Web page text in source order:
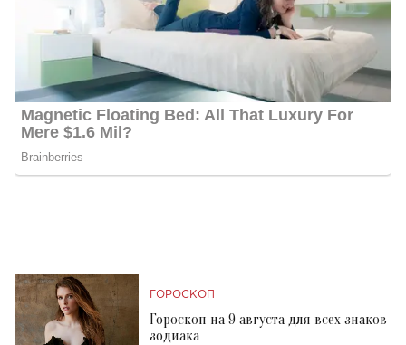
ГОРОСКОП
Гороскоп на 9 августа для всех знаков
зодиака